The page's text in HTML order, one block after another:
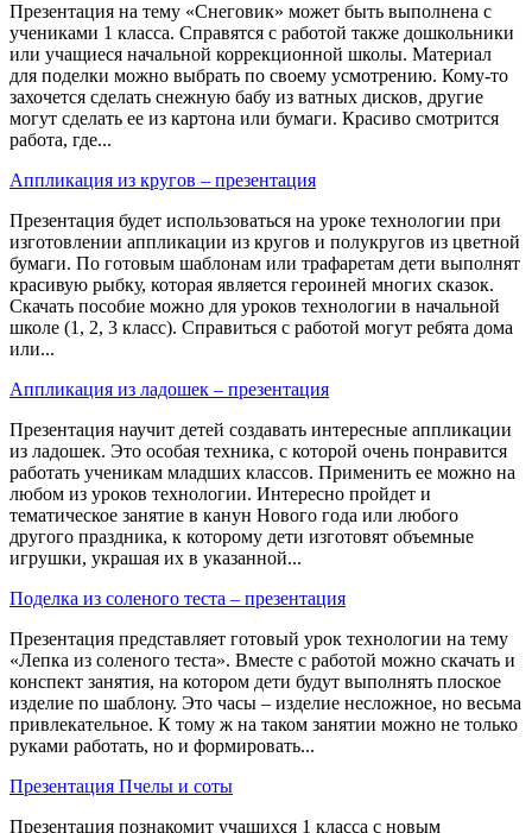
Презентация на тему «Снеговик» может быть выполнена с
учениками 1 класса. Справятся с работой также дошкольники
или учащиеся начальной коррекционной школы. Материал
для поделки можно выбрать по своему усмотрению. Кому-то
захочется сделать снежную бабу из ватных дисков, другие
могут сделать ее из картона или бумаги. Красиво смотрится
работа, где...
Аппликация из кругов – презентация
Презентация будет использоваться на уроке технологии при
изготовлении аппликации из кругов и полукругов из цветной
бумаги. По готовым шаблонам или трафаретам дети выполнят
красивую рыбку, которая является героиней многих сказок.
Скачать пособие можно для уроков технологии в начальной
школе (1, 2, 3 класс). Справиться с работой могут ребята дома
или...
Аппликация из ладошек – презентация
Презентация научит детей создавать интересные аппликации
из ладошек. Это особая техника, с которой очень понравится
работать ученикам младших классов. Применить ее можно на
любом из уроков технологии. Интересно пройдет и
тематическое занятие в канун Нового года или любого
другого праздника, к которому дети изготовят объемные
игрушки, украшая их в указанной...
Поделка из соленого теста – презентация
Презентация представляет готовый урок технологии на тему
«Лепка из соленого теста». Вместе с работой можно скачать и
конспект занятия, на котором дети будут выполнять плоское
изделие по шаблону. Это часы – изделие несложное, но весьма
привлекательное. К тому ж на таком занятии можно не только
руками работать, но и формировать...
Презентация Пчелы и соты
Презентация познакомит учащихся 1 класса с новым